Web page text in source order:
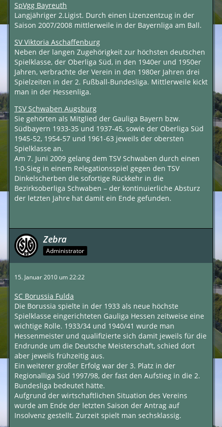
SpVgg Bayreuth
Langjähriger 2.Ligist. Durch einen Lizenzentzug in der
Saison 2007/2008 mittlerweile in der Bayernliga am Ball.
SV Viktoria Aschaffenburg
Neben der langen Zugehörigkeit zur höchsten deutschen
Spielklasse, der Oberliga Süd, in den 1940er und 1950er
Jahren, verbrachte der Verein in den 1980er Jahren drei
Spielzeiten in der 2. Fußball-Bundesliga. Mittlerweile kickt
man in der Hessenliga.
TSV Schwaben Augsburg
Sie gehörten als Mitglied der Gauliga Bayern bzw.
Südbayern 1933-35 und 1937-45, sowie der Oberliga Süd
1945-52, 1954-57 und 1961-63 jeweils der obersten
Spielklasse an.
Am 7. Juni 2009 gelang dem TSV Schwaben durch einen
1:0-Sieg in einem Relegationsspiel gegen den TSV
Dinkelscherben die sofortige Rückkehr in die
Bezirksoberliga Schwaben – der kontinuierliche Absturz
der letzten Jahre hat damit ein Ende gefunden.
Zebra
Administrator
15. Januar 2010 um 22:22
SC Borussia Fulda
Die Borussia spielte in der 1933 als neue höchste
Spielklasse eingerichteten Gauliga Hessen zeitweise eine
wichtige Rolle. 1933/34 und 1940/41 wurde man
Hessenmeister und qualifizierte sich damit jeweils für die
Endrunde um die Deutsche Meisterschaft, schied dort
aber jeweils frühzeitig aus.
Ein weiterer großer Erfolg war der 3. Platz in der
Regionalliga Süd 1997/98, der fast den Aufstieg in die 2.
Bundesliga bedeutet hätte.
Aufgrund der wirtschaftlichen Situation des Vereins
wurde am Ende der letzten Saison der Antrag auf
Insolvenz gestellt. Zurzeit spielt man sechsklassig.